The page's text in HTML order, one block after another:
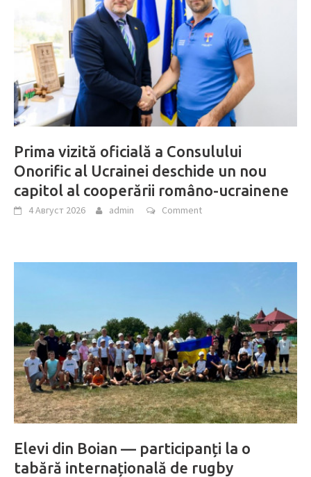
Prima vizită oficială a Consulului
Onorific al Ucrainei deschide un nou
capitol al cooperării româno-ucrainene
4 Август 2026 admin Comment
Elevi din Boian — participanți la o
tabără internațională de rugby